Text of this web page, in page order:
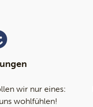
wir nur eines:
wohlfühlen!